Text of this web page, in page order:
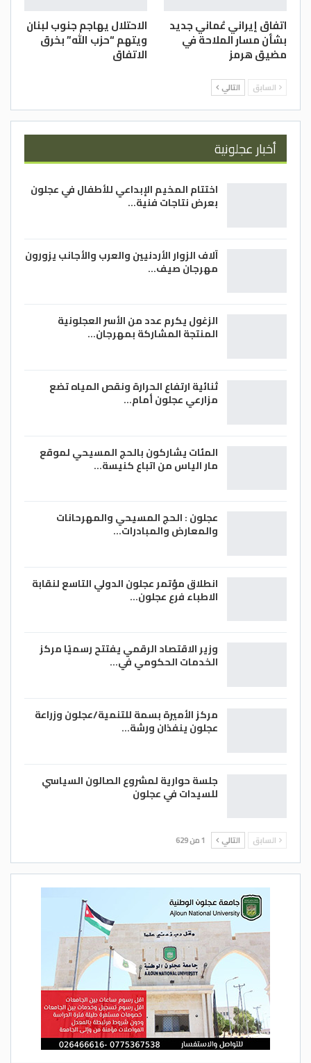
اتفاق إيراني عُماني جديد
بشأن مسار الملاحة في
مضيق هرمز
الاحتلال يهاجم جنوب لبنان
ويتهم “حزب الله” بخرق
الاتفاق
السابق التالي
أخبار عجلونية
اختتام المخيم الإبداعي للأطفال في عجلون
بعرض نتاجات فنية…
آلاف الزوار الأردنيين والعرب والأجانب يزورون
مهرجان صيف…
الزغول يكرم عدد من الأسر العجلونية
المنتجة المشاركة بمهرجان…
ثنائية ارتفاع الحرارة ونقص المياه تضع
مزارعي عجلون أمام…
المئات يشاركون بالحج المسيحي لموقع
مار الياس من اتباع كنيسة…
عجلون : الحج المسيحي والمهرحانات
والمعارض والمبادرات…
انطلاق مؤتمر عجلون الدولي التاسع لنقابة
الاطباء فرع عجلون…
وزير الاقتصاد الرقمي يفتتح رسميًا مركز
الخدمات الحكومي في…
مركز الأميرة بسمة للتنمية/عجلون وزراعة
عجلون ينفذان ورشة…
جلسة حوارية لمشروع الصالون السياسي
للسيدات في عجلون
السابق التالي 1 من 629